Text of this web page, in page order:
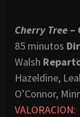
Cherry Tree –
85 minutos
Walsh
Hazeldine,
O’Connor,
VALORACION: